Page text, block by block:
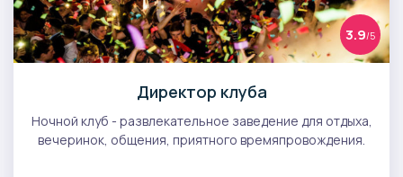
3.9/5
Директор клуба
Ночной клуб - развлекательное заведение для отдыха,
вечеринок, общения, приятного времяпровождения.